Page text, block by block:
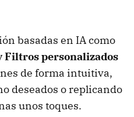
basadas en IA como
Filtros personalizados
de forma intuitiva,
deseados o replicando
unos toques.